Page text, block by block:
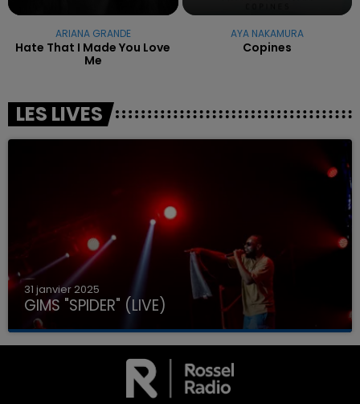
ARIANA GRANDE
Hate That I Made You Love
Me
AYA NAKAMURA
Copines
LES LIVES
31 janvier 2025
GIMS "SPIDER" (LIVE)